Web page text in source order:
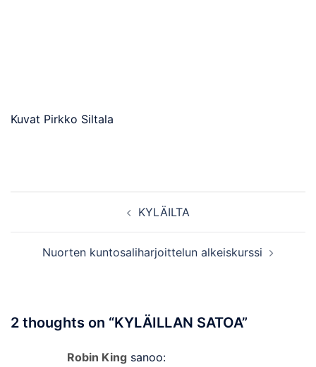
Kuvat Pirkko Siltala
KYLÄILTA
Nuorten kuntosaliharjoittelun alkeiskurssi
2 thoughts on “KYLÄILLAN SATOA”
Robin King sanoo: